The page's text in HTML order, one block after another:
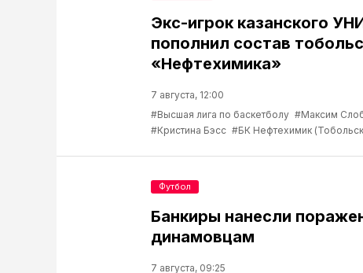
Экс-игрок казанского
пополнил состав
«Нефтехимика»
7 августа, 12:00
#Высшая лига по баскетболу #Максим
#Кристина Бэсс #БК Нефтехимик
Банкиры нанесли
динамовцам
7 августа, 09:25
Футбол